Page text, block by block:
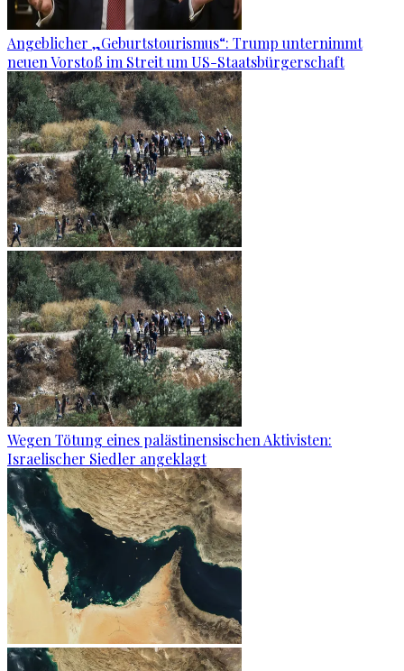
Angeblicher „Geburtstourismus“: Trump unternimmt
neuen Vorstoß im Streit um US-Staatsbürgerschaft
Wegen Tötung eines palästinensischen Aktivisten:
Israelischer Siedler angeklagt